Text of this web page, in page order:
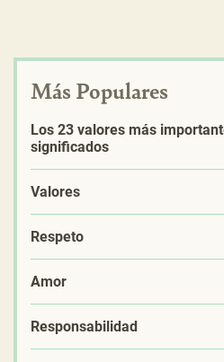
Más Populares
Los 23 valores más
significados
Valores
Respeto
Amor
Responsabilidad